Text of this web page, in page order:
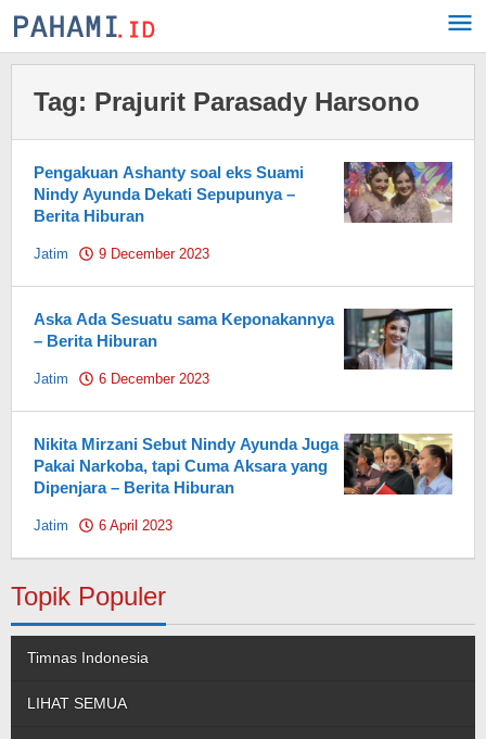
Skip
to
Tag: Prajurit Parasady Harsono
Pengakuan Ashanty soal eks Suami
Nindy Ayunda Dekati Sepupunya –
Berita Hiburan
Jatim 9 December 2023
Aska Ada Sesuatu sama Keponakannya
– Berita Hiburan
Jatim 6 December 2023
Nikita Mirzani Sebut Nindy Ayunda Juga
Pakai Narkoba, tapi Cuma Aksara yang
Dipenjara – Berita Hiburan
Jatim 6 April 2023
Topik Populer
Timnas Indonesia
LIHAT SEMUA